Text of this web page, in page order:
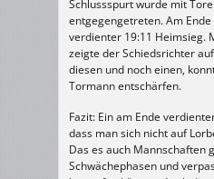
Schlussspurt wurde mit
entgegengetreten. Am
verdienter 19:11 Heimsieg.
zeigte der Schiedsrichter
diesen und noch einen,
Tormann entschärfen.
Fazit: Ein am Ende
dass man sich nicht auf
Das es auch Mannschaften
Schwächephasen und